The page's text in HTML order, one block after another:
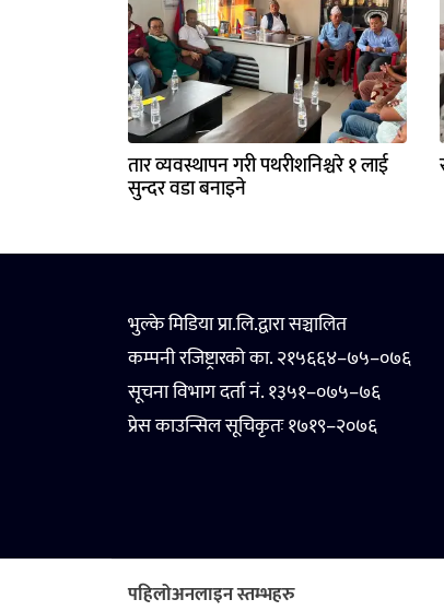
तार व्यवस्थापन गरी पथरीशनिश्चरे १ लाई
सुन्दर वडा बनाइने
भुल्के मिडिया प्रा.लि.द्वारा सञ्चालित
कम्पनी रजिष्ट्रारको का. २१५६६४–७५–०७६
सूचना विभाग दर्ता नं. १३५१–०७५–७६
प्रेस काउन्सिल सूचिकृतः १७१९–२०७६
पहिलोअनलाइन स्तम्भहरु